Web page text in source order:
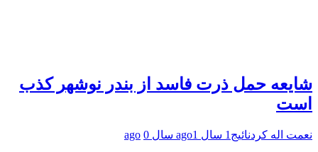
شایعه حمل ذرت فاسد از بندر نوشهر کذب
است
نعمت اله کردنائیج 1 سال ago 1 سال ago 0